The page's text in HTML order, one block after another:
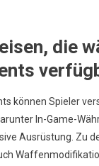
die
können Spieler
In-Game-
Ausrüstung. Zu